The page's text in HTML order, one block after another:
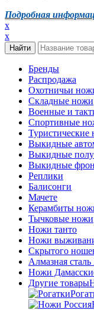
Подробная
x
x
Бренды
Распродажа
Охотничьи
Складные ножи
Военные и
Спортивные
Туристические
Выкидные
Выкидные
Выкидные
Реплики
Балисонги
Мачете
Керамбиты
Тычковые ножи
Ножи танто
Ножи
Скрытого
Алмазная
Ножи
Другие товары